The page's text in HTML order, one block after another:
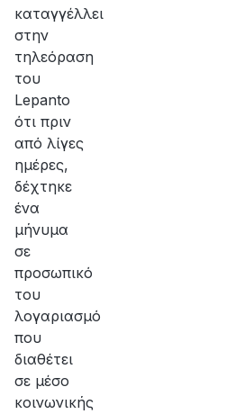
καταγγέλλει
στην
τηλεόραση
του
Lepanto
ότι πριν
από λίγες
ημέρες,
δέχτηκε
ένα
μήνυμα
σε
προσωπικό
του
λογαριασμό
που
διαθέτει
σε μέσο
κοινωνικής